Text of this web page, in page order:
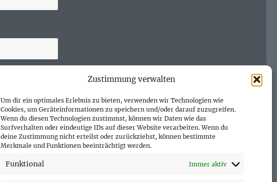
Zustimmung verwalten
Um dir ein optimales Erlebnis zu bieten, verwenden wir Technologien wie
Cookies, um Geräteinformationen zu speichern und/oder darauf zuzugreifen.
Wenn du diesen Technologien zustimmst, können wir Daten wie das
Surfverhalten oder eindeutige IDs auf dieser Website verarbeiten. Wenn du
deine Zustimmung nicht erteilst oder zurückziehst, können bestimmte
Merkmale und Funktionen beeinträchtigt werden.
Funktional Immer aktiv